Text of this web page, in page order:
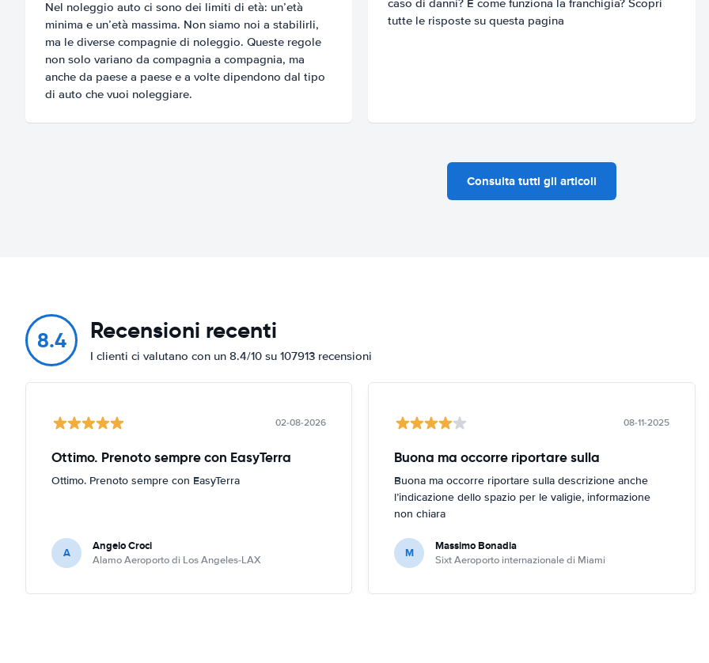
Nel noleggio auto ci sono dei limiti di età: un’età
minima e un’età massima. Non siamo noi a stabilirli,
ma le diverse compagnie di noleggio. Queste regole
non solo variano da compagnia a compagnia, ma
anche da paese a paese e a volte dipendono dal tipo
di auto che vuoi noleggiare.
caso di danni? E come funziona la franchigia? Scopri
tutte le risposte su questa pagina
Consulta tutti gli articoli
8.4 Recensioni recenti
I clienti ci valutano con un 8.4/10 su 107913 recensioni
02-08-2026
Ottimo. Prenoto sempre con EasyTerra
Ottimo. Prenoto sempre con EasyTerra
A Angelo Croci
Alamo Aeroporto di Los Angeles-LAX
08-11-2025
Buona ma occorre riportare sulla
Buona ma occorre riportare sulla descrizione anche
l’indicazione dello spazio per le valigie, informazione
non chiara
M Massimo Bonadia
Sixt Aeroporto internazionale di Miami